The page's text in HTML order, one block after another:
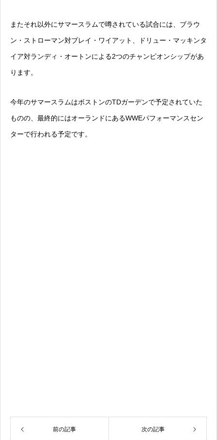
またそれ以外にサマースラムで噂されている試合には、ブラウ
ン・ストローマン対ブレイ・ワイアット、ドリュー・マッキンタ
イア対ランディ・オートンによる2つのチャンピオンシップがあ
ります。
今年のサマースラムはボストンのTDガーデンで予定されていた
ものの、最終的にはオーランドにあるWWEパフォーマンスセン
ターで行われる予定です。
前の記事 次の記事